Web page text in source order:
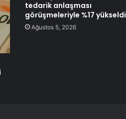
tedarik anlaşması
görüşmeleriyle %17 yükseldi
Ağustos 5, 2026